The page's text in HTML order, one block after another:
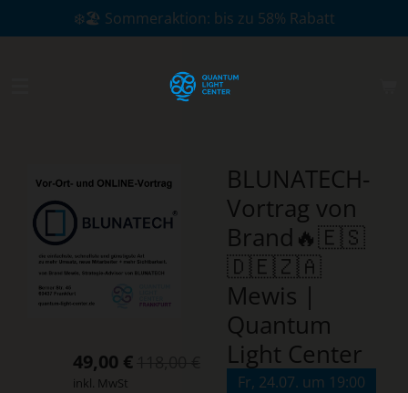
Hauptinhalt
❄️🏖️ Sommeraktion: bis zu 58% Rabatt
BLUNATECH-
Vortrag von
Brand🔥🇪🇸
🇩🇪🇿🇦
Mewis |
Quantum
Light Center
Fr, 24.07. um 19:00
49,00 €
inkl. MwSt